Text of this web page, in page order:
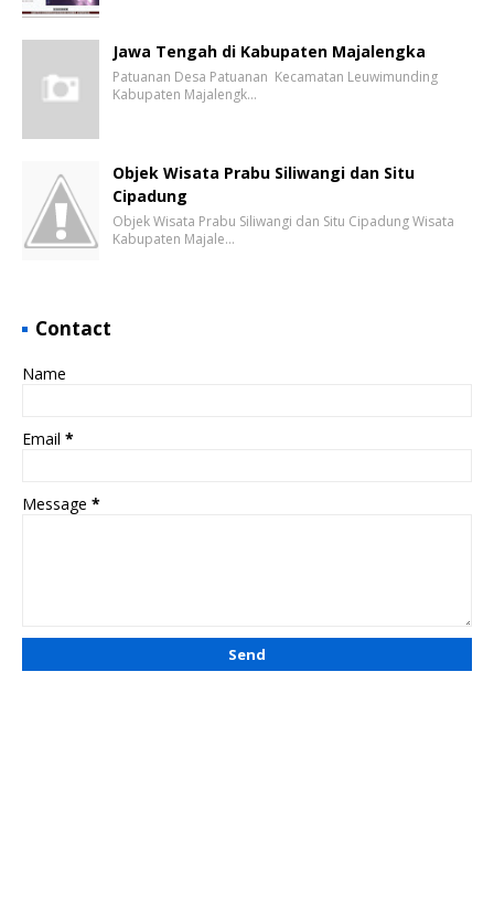
Jawa Tengah di Kabupaten Majalengka
Patuanan Desa Patuanan Kecamatan Leuwimunding
Kabupaten Majalengk…
Objek Wisata Prabu Siliwangi dan Situ
Cipadung
Objek Wisata Prabu Siliwangi dan Situ Cipadung Wisata
Kabupaten Majale…
Contact
Name
Email *
Message *